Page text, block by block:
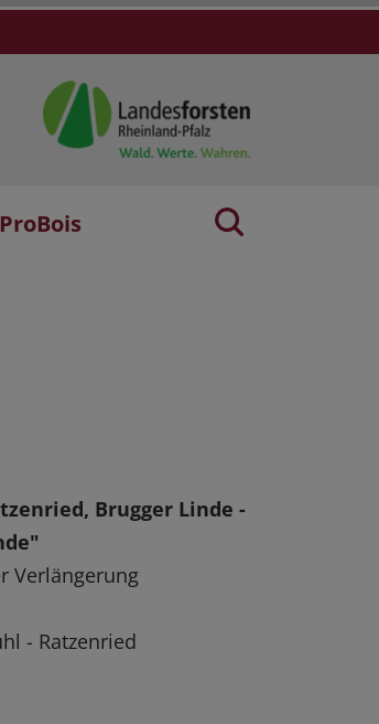
Brugger Linde -
Verlängerung
- Ratzenried